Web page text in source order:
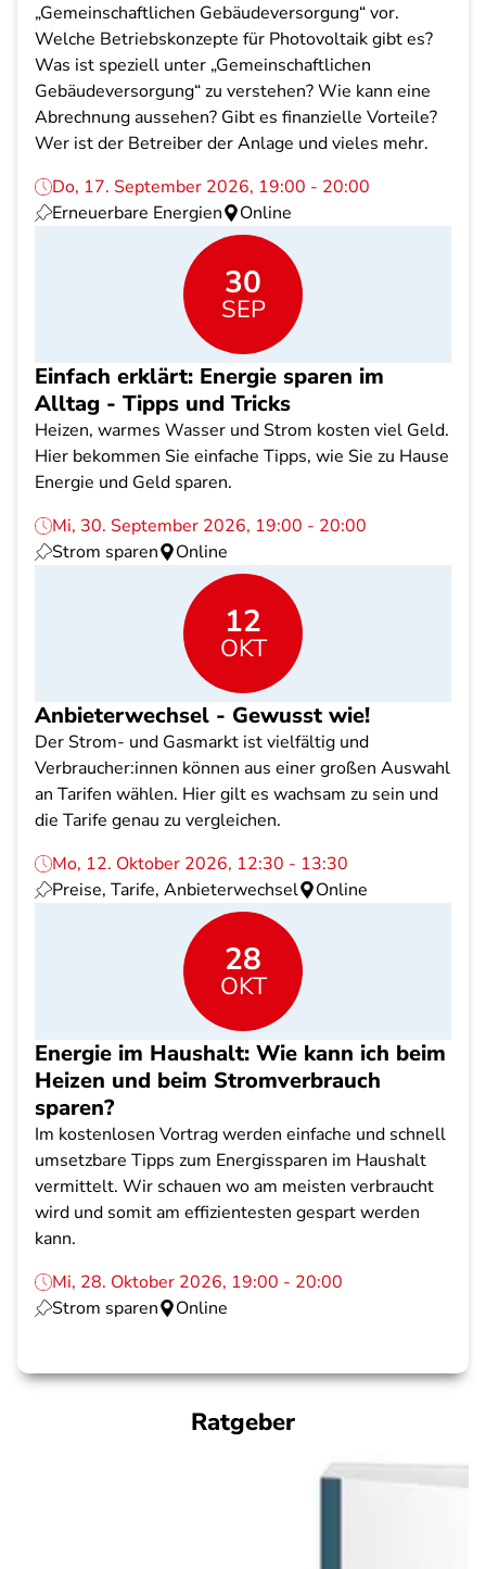
„Gemeinschaftlichen Gebäudeversorgung“ vor.
Welche Betriebskonzepte für Photovoltaik gibt es?
Was ist speziell unter „Gemeinschaftlichen
Gebäudeversorgung“ zu verstehen? Wie kann eine
Abrechnung aussehen? Gibt es finanzielle Vorteile?
Wer ist der Betreiber der Anlage und vieles mehr.
Do, 17. September 2026, 19:00 - 20:00
Erneuerbare Energien
Online
30
SEP
Einfach erklärt: Energie sparen im
Alltag - Tipps und Tricks
Heizen, warmes Wasser und Strom kosten viel Geld.
Hier bekommen Sie einfache Tipps, wie Sie zu Hause
Energie und Geld sparen.
Mi, 30. September 2026, 19:00 - 20:00
Strom sparen
Online
12
OKT
Anbieterwechsel - Gewusst wie!
Der Strom- und Gasmarkt ist vielfältig und
Verbraucher:innen können aus einer großen Auswahl
an Tarifen wählen. Hier gilt es wachsam zu sein und
die Tarife genau zu vergleichen.
Mo, 12. Oktober 2026, 12:30 - 13:30
Preise, Tarife, Anbieterwechsel
Online
28
OKT
Energie im Haushalt: Wie kann ich beim
Heizen und beim Stromverbrauch
sparen?
Im kostenlosen Vortrag werden einfache und schnell
umsetzbare Tipps zum Energissparen im Haushalt
vermittelt. Wir schauen wo am meisten verbraucht
wird und somit am effizientesten gespart werden
kann.
Mi, 28. Oktober 2026, 19:00 - 20:00
Strom sparen
Online
Ratgeber